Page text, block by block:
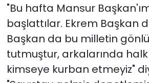
"Bu hafta Mansur
başlattılar. Ekrem Başkan
Başkan da bu milletin
tutmuştur, arkalarında halk
kimseye kurban etmeyiz"